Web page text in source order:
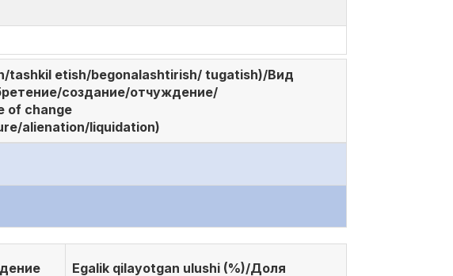
tashkil etish/begonalashtirish/ tugatish)/Вид
создание/отчуждение/
of change
alienation/liquidation)
Egalik qilayotgan ulushi (%)/Доля